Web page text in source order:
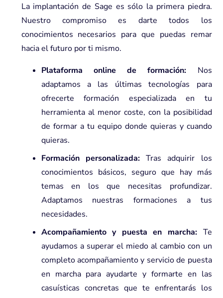
La implantación de Sage es sólo la primera piedra.
Nuestro compromiso es darte todos los
conocimientos necesarios para que puedas remar
hacia el futuro por ti mismo.
Plataforma online de formación: Nos
adaptamos a las últimas tecnologías para
ofrecerte formación especializada en tu
herramienta al menor coste, con la posibilidad
de formar a tu equipo donde quieras y cuando
quieras.
Formación personalizada: Tras adquirir los
conocimientos básicos, seguro que hay más
temas en los que necesitas profundizar.
Adaptamos nuestras formaciones a tus
necesidades.
Acompañamiento y puesta en marcha: Te
ayudamos a superar el miedo al cambio con un
completo acompañamiento y servicio de puesta
en marcha para ayudarte y formarte en las
casuísticas concretas que te enfrentarás los